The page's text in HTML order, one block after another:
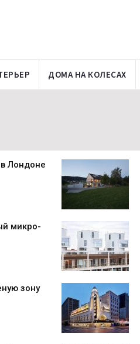
ДОМА НА КОЛЕСАХ
Лондоне
микро-
зону